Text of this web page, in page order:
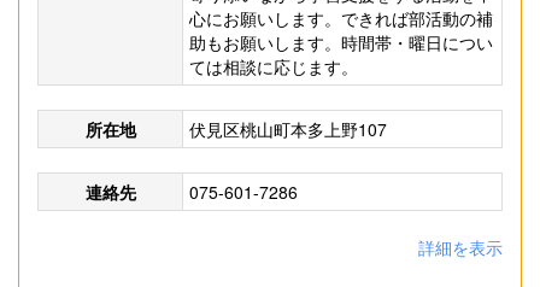
心にお願いします。できれば部活動の補
助もお願いします。時間帯・曜日につい
ては相談に応じます。
所在地 伏見区桃山町本多上野107
連絡先 075-601-7286
詳細を表示